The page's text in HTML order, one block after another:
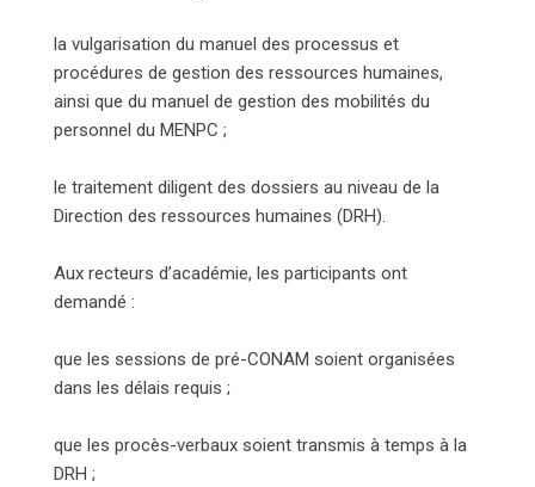
la vulgarisation du manuel des processus et
procédures de gestion des ressources humaines,
ainsi que du manuel de gestion des mobilités du
personnel du MENPC ;
le traitement diligent des dossiers au niveau de la
Direction des ressources humaines (DRH).
Aux recteurs d’académie, les participants ont
demandé :
que les sessions de pré-CONAM soient organisées
dans les délais requis ;
que les procès-verbaux soient transmis à temps à la
DRH ;